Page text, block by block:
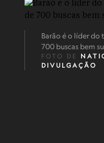
Barão é o líder do
700 buscas bem
FOTO DE
DIVULGAÇÃO